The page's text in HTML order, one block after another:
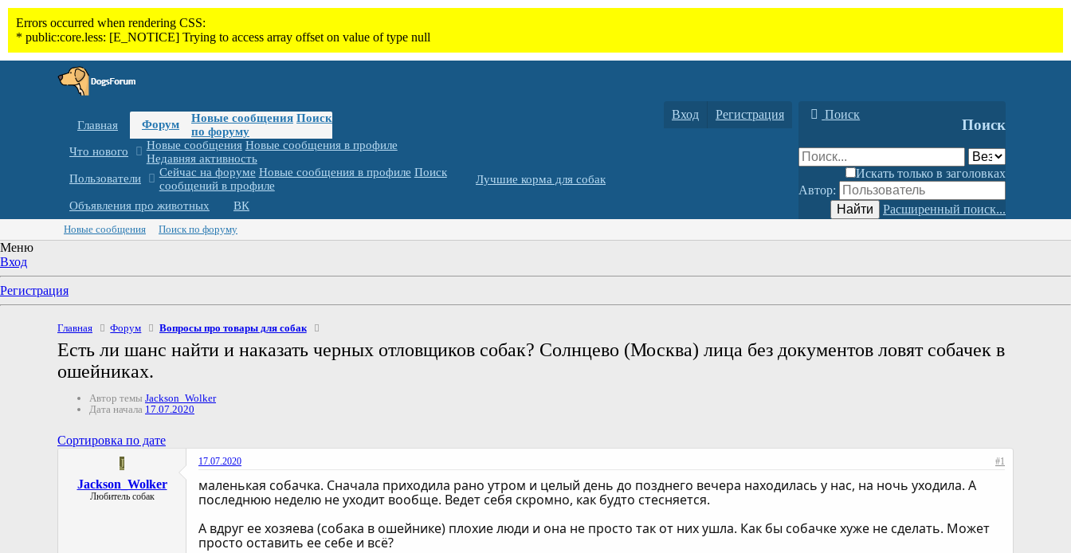
Главная Форум Новые сообщения Поиск
по форуму
Что нового
Новые сообщения Новые сообщения в профиле
Недавняя активность
Пользователи
Сейчас на форуме Новые сообщения в профиле Поиск
сообщений в профиле
Лучшие корма для собак
Объявления про животных ВК
Вход Регистрация Поиск
Поиск
Искать только в заголовках
Автор:
Найти
Расширенный поиск...
Новые сообщения Поиск по форуму
Меню
Вход
Регистрация
Главная Форум Вопросы про товары для собак
Есть ли шанс найти и наказать черных отловщиков собак? Солнцево (Москва) лица без документов ловят собачек в
ошейниках.
Автор темы Jackson_Wolker
Дата начала 17.07.2020
Сортировка по дате
J
Jackson_Wolker
Любитель собак
17.07.2020 #1
маленькая собачка. Сначала приходила рано утром и целый день до позднего вечера находилась у нас, на ночь уходила. А
последнюю неделю не уходит вообще. Ведет себя скромно, как будто стесняется.
А вдруг ее хозяева (собака в ошейнике) плохие люди и она не просто так от них ушла. Как бы собачке хуже не сделать. Может
просто оставить ее себе и всё?